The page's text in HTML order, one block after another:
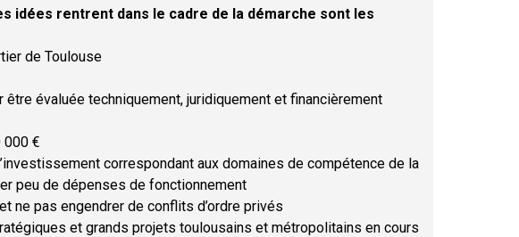
idées rentrent dans le cadre de la démarche sont les
de Toulouse
évaluée techniquement, juridiquement et financièrement
000 €
correspondant aux domaines de compétence de la
peu de dépenses de fonctionnement
ne pas engendrer de conflits d’ordre privés
et grands projets toulousains et métropolitains en cours